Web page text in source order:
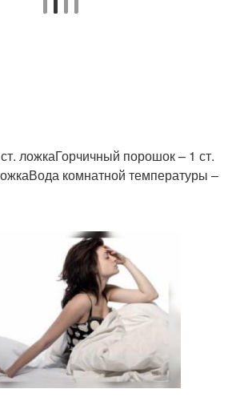
Маска из глины
ложкаГорчичный порошок – 1 ст.
комнатной температуры –